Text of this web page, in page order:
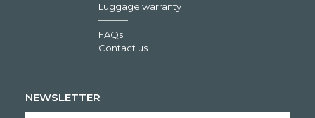
Luggage warranty
FAQs
Contact us
NEWSLETTER